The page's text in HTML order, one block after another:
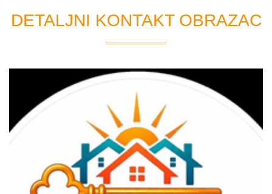
DETALJNI KONTAKT OBRAZAC